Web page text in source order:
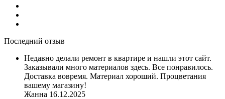
Последний отзыв
Недавно делали ремонт в квартире и нашли этот сайт.
Заказывали много материалов здесь. Все понравилось.
Доставка вовремя. Материал хороший. Процветания
вашему магазину!
Жанна 16.12.2025